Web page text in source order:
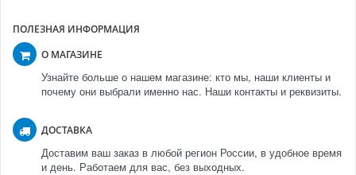
ПОЛЕЗНАЯ ИНФОРМАЦИЯ
О МАГАЗИНЕ
Узнайте больше о нашем магазине: кто мы, наши клиенты и
почему они выбрали именно нас. Наши контакты и реквизиты.
ДОСТАВКА
Доставим ваш заказ в любой регион России, в удобное время
и день. Работаем для вас, без выходных.